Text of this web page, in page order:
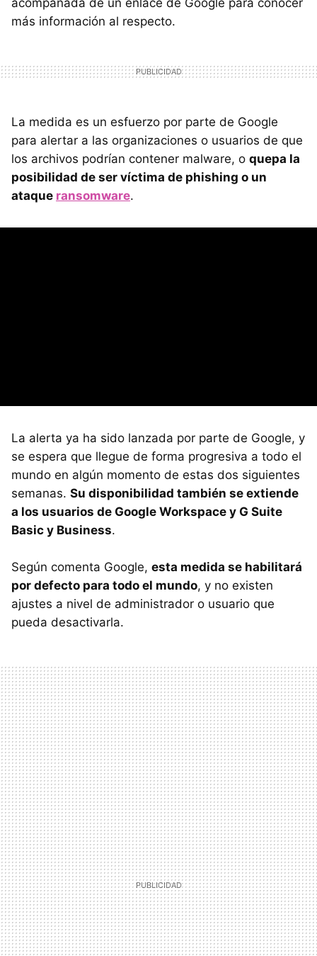
acompañada de un enlace de Google para conocer
más información al respecto.
La medida es un esfuerzo por parte de Google
para alertar a las organizaciones o usuarios de que
los archivos podrían contener malware, o quepa la
posibilidad de ser víctima de phishing o un
ataque ransomware.
La alerta ya ha sido lanzada por parte de Google, y
se espera que llegue de forma progresiva a todo el
mundo en algún momento de estas dos siguientes
semanas. Su disponibilidad también se extiende
a los usuarios de Google Workspace y G Suite
Basic y Business.
Según comenta Google, esta medida se habilitará
por defecto para todo el mundo, y no existen
ajustes a nivel de administrador o usuario que
pueda desactivarla.